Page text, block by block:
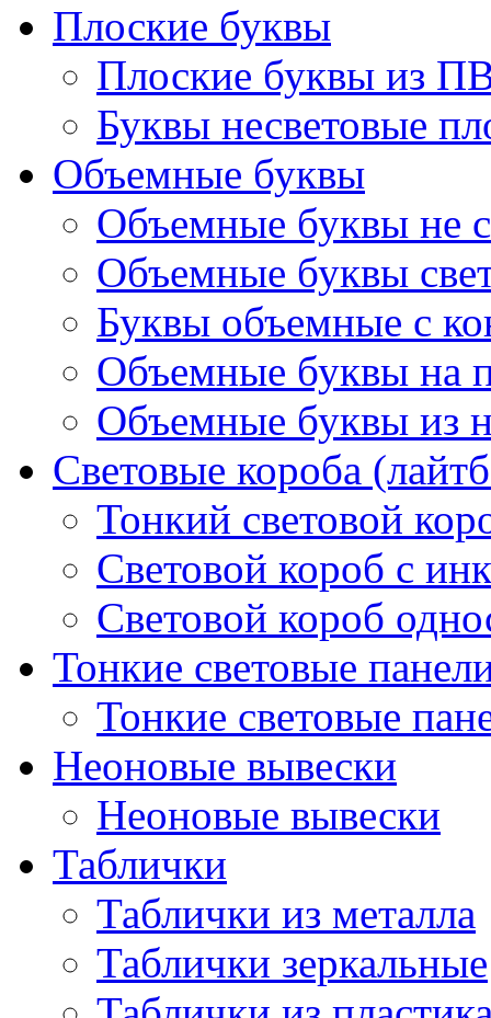
Плоские буквы
Плоские буквы из
Буквы несветовые
Объемные буквы
Объемные буквы не
Объемные буквы
Буквы объемные с
Объемные буквы на
Объемные буквы из
Световые короба
Тонкий световой
Световой короб с
Световой короб
Тонкие световые
Тонкие световые
Неоновые вывески
Неоновые вывески
Таблички
Таблички из металла
Таблички зеркальные